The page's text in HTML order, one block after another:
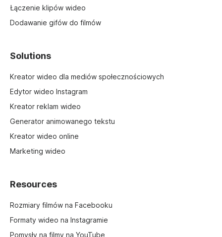
Łączenie klipów wideo
Dodawanie gifów do filmów
Solutions
Kreator wideo dla mediów społecznościowych
Edytor wideo Instagram
Kreator reklam wideo
Generator animowanego tekstu
Kreator wideo online
Marketing wideo
Resources
Rozmiary filmów na Facebooku
Formaty wideo na Instagramie
Pomysły na filmy na YouTube